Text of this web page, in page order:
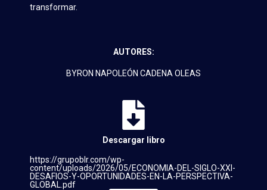
transformar.
AUTORES:
BYRON NAPOLEÓN CADENA OLEAS
Descargar libro
https://grupoblr.com/wp-
content/uploads/2026/05/ECONOMIA-DEL-SIGLO-XXI-
DESAFIOS-Y-OPORTUNIDADES-EN-LA-PERSPECTIVA-
GLOBAL.pdf